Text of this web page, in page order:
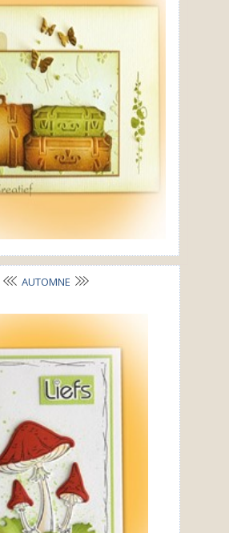
AUTOMNE